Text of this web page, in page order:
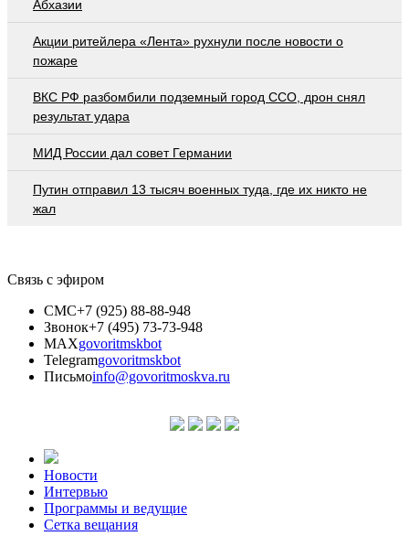
Абхазии
Акции ритейлера «Лента» рухнули после новости о
пожаре
ВКС РФ разбомбили подземный город ССО, дрон снял
результат удара
МИД России дал совет Германии
Путин отправил 13 тысяч военных туда, где их никто не
жал
Связь с эфиром
СМС+7 (925) 88-88-948
Звонок+7 (495) 73-73-948
MAXgovoritmskbot
Telegramgovoritmskbot
Письмоinfo@govoritmoskva.ru
Новости
Интервью
Программы и ведущие
Сетка вещания